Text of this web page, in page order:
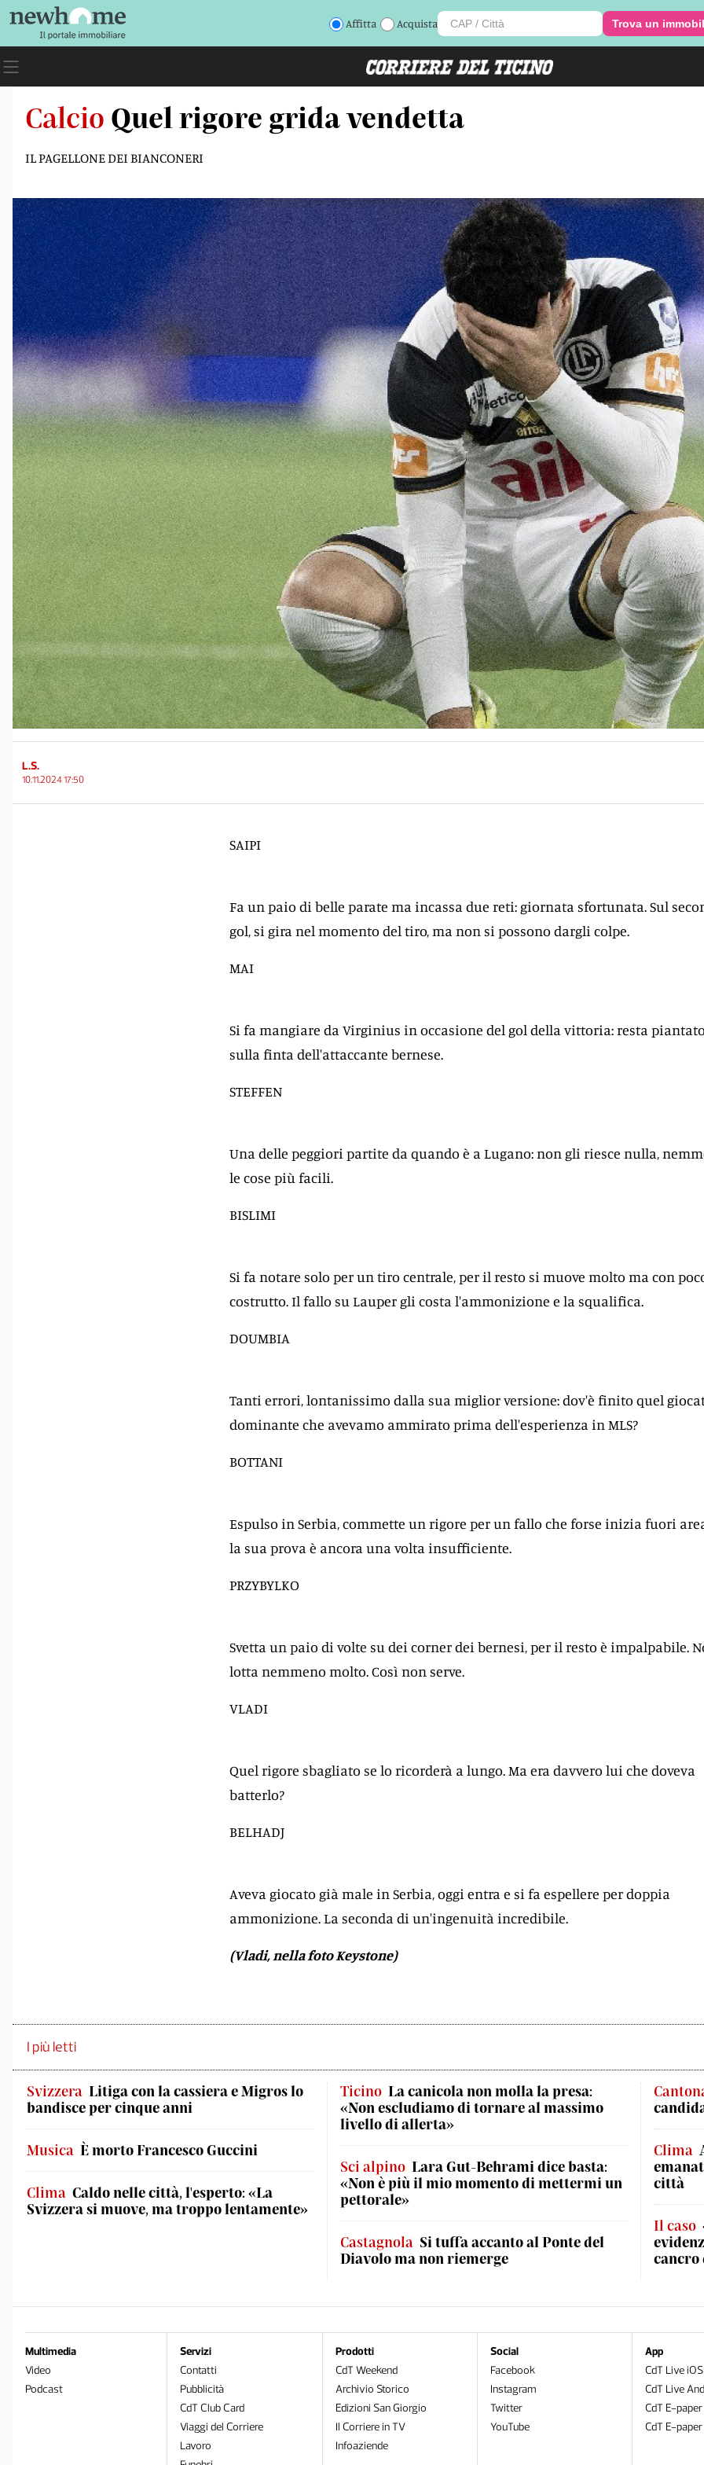
Affitta Acquista Trova un
Calcio Quel rigore grida vendetta
IL PAGELLONE DEI BIANCONERI
L.S.
10.11.2024 17:50
SAIPI
Fa un paio di belle parate ma incassa due reti: giornata sfortunata. Sul
gol, si gira nel momento del tiro, ma non si possono dargli colpe.
MAI
Si fa mangiare da Virginius in occasione del gol della vittoria: resta piantato
sulla finta dell'attaccante bernese.
STEFFEN
Una delle peggiori partite da quando è a Lugano: non gli riesce nulla,
le cose più facili.
BISLIMI
Si fa notare solo per un tiro centrale, per il resto si muove molto ma con
costrutto. Il fallo su Lauper gli costa l'ammonizione e la squalifica.
DOUMBIA
Tanti errori, lontanissimo dalla sua miglior versione: dov'è finito quel
dominante che avevamo ammirato prima dell'esperienza in MLS?
BOTTANI
Espulso in Serbia, commette un rigore per un fallo che forse inizia fuori
la sua prova è ancora una volta insufficiente.
PRZYBYLKO
Svetta un paio di volte su dei corner dei bernesi, per il resto è impalpabile.
lotta nemmeno molto. Così non serve.
VLADI
Quel rigore sbagliato se lo ricorderà a lungo. Ma era davvero lui che doveva
batterlo?
BELHADJ
Aveva giocato già male in Serbia, oggi entra e si fa espellere per doppia
ammonizione. La seconda di un'ingenuità incredibile.
(Vladi, nella foto Keystone)
I più letti
Svizzera Litiga con la cassiera e Migros lo
bandisce per cinque anni
Musica È morto Francesco Guccini
Clima Caldo nelle città, l'esperto: «La
Svizzera si muove, ma troppo lentamente»
Ticino La canicola non molla la presa:
«Non escludiamo di tornare al massimo
livello di allerta»
Sci alpino Lara Gut-Behrami dice basta:
«Non è più il mio momento di mettermi un
pettorale»
Castagnola Si tuffa accanto al Ponte del
Diavolo ma non riemerge
Clima
città
Il caso
cancro
Multimedia
Video
Podcast
Servizi
Contatti
Pubblicità
CdT Club Card
Viaggi del Corriere
Lavoro
Prodotti
CdT Weekend
Archivio Storico
Edizioni San Giorgio
Il Corriere in TV
Infoaziende
Social
Facebook
Instagram
Twitter
YouTube
App
CdT Live iOS
CdT Live
CdT E-
CdT E-